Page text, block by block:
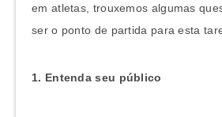
em atletas, trouxemos algumas
ser o ponto de partida para esta
1. Entenda seu público